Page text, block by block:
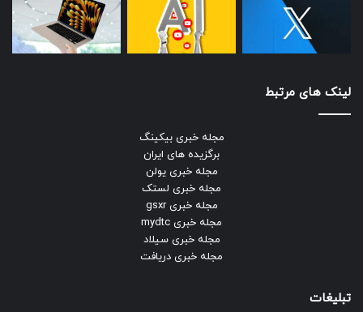
لینک های مرتبط
مجله خبری بیکینگ
برگزیده های ایران
مجله خبری یولن
مجله خبری لستک
مجله خبری gsxr
مجله خبری mydtc
مجله خبری سیلاد
مجله خبری دریافت
تبلیغات